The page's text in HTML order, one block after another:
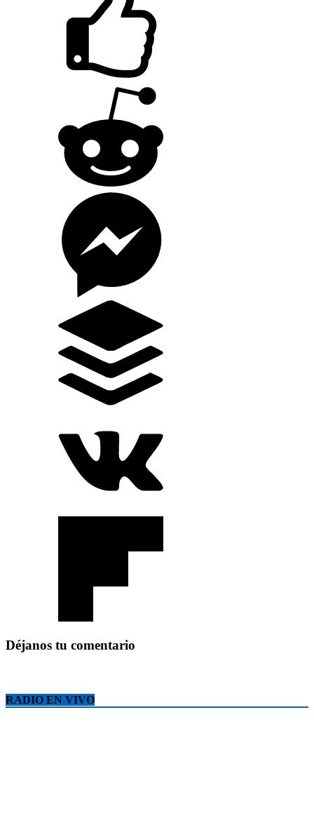
Déjanos tu comentario
RADIO EN VIVO